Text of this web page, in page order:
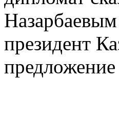
президент